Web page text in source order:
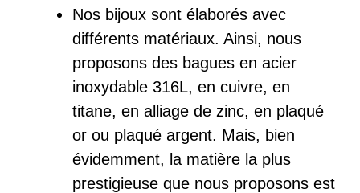
Nos bijoux sont élaborés avec
différents matériaux. Ainsi, nous
proposons des bagues en acier
inoxydable 316L, en cuivre, en
titane, en alliage de zinc, en plaqué
or ou plaqué argent. Mais, bien
évidemment, la matière la plus
prestigieuse que nous proposons est